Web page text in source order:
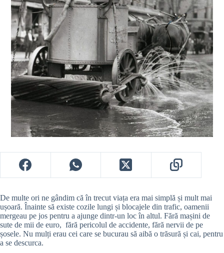
De multe ori ne gândim că în trecut viața era mai simplă și mult mai
ușoară. Înainte să existe cozile lungi și blocajele din trafic, oamenii
mergeau pe jos pentru a ajunge dintr-un loc în altul. Fără mașini de
sute de mii de euro, fără pericolul de accidente, fără nervii de pe
șosele. Nu mulți erau cei care se bucurau să aibă o trăsură și cai, pentru
a se descurca.